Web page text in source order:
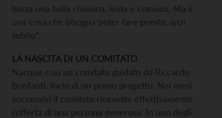
basta una bella chiesina, linda e comoda. Ma è
una cosa che bisogna poter fare presto, anzi
subito”.
LA NASCITA DI UN COMITATO
Nacque così un comitato guidato da Riccardo
Bonfanti, forte di un primo progetto. Nei mesi
successivi il comitato ricevette effettivamente
l’offerta di una persona generosa. In uno degli